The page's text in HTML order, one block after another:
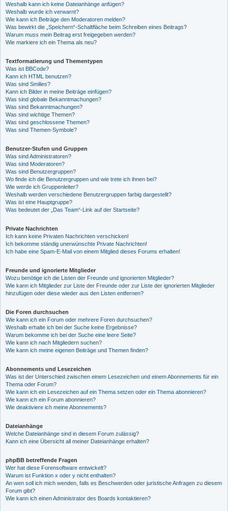
Weshalb kann ich keine Dateianhänge anfügen?
Weshalb wurde ich verwarnt?
Wie kann ich Beiträge den Moderatoren melden?
Was bewirkt die „Speichern“-Schaltfläche beim Schreiben eines Beitrags?
Warum muss mein Beitrag erst freigegeben werden?
Wie markiere ich ein Thema als neu?
Textformatierung und Thementypen
Was ist BBCode?
Kann ich HTML benutzen?
Was sind Smilies?
Kann ich Bilder in meine Beiträge einfügen?
Was sind globale Bekanntmachungen?
Was sind Bekanntmachungen?
Was sind wichtige Themen?
Was sind geschlossene Themen?
Was sind Themen-Symbole?
Benutzer-Stufen und Gruppen
Was sind Administratoren?
Was sind Moderatoren?
Was sind Benutzergruppen?
Wo finde ich die Benutzergruppen und wie trete ich ihnen bei?
Wie werde ich Gruppenleiter?
Weshalb werden verschiedene Benutzergruppen farbig dargestellt?
Was ist eine Hauptgruppe?
Was bedeutet der „Das Team“-Link auf der Startseite?
Private Nachrichten
Ich kann keine Privaten Nachrichten verschicken!
Ich bekomme ständig unerwünschte Private Nachrichten!
Ich habe eine Spam-E-Mail von einem Mitglied dieses Forums erhalten!
Freunde und ignorierte Mitglieder
Wozu benötige ich die Listen der Freunde und ignorierten Mitglieder?
Wie kann ich Mitglieder zur Liste der Freunde oder zur Liste der ignorierten Mitglieder
hinzufügen oder diese wieder aus den Listen entfernen?
Die Foren durchsuchen
Wie kann ich ein Forum oder mehrere Foren durchsuchen?
Weshalb erhalte ich bei der Suche keine Ergebnisse?
Warum bekomme ich bei der Suche eine leere Seite?
Wie kann ich nach Mitgliedern suchen?
Wie kann ich meine eigenen Beiträge und Themen finden?
Abonnements und Lesezeichen
Was ist der Unterschied zwischen einem Lesezeichen und einem Abonnements für ein
Thema oder Forum?
Wie kann ich ein Lesezeichen auf ein Thema setzen oder ein Thema abonnieren?
Wie kann ich ein Forum abonnieren?
Wie deaktiviere ich meine Abonnements?
Dateianhänge
Welche Dateianhänge sind in diesem Forum zulässig?
Kann ich eine Übersicht all meiner Dateianhänge erhalten?
phpBB betreffende Fragen
Wer hat diese Forensoftware entwickelt?
Warum ist Funktion x oder y nicht enthalten?
An wen soll ich mich wenden, falls es Beschwerden oder juristische Anfragen zu diesem
Forum gibt?
Wie kann ich einen Administrator des Boards kontaktieren?